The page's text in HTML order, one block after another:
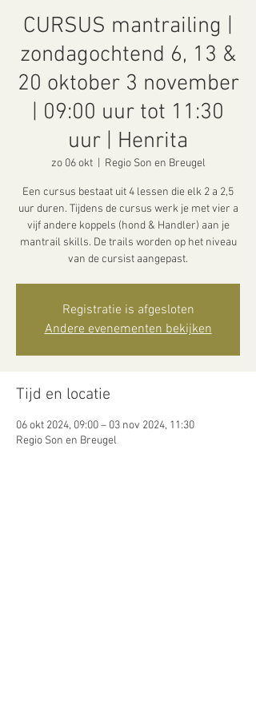
CURSUS mantrailing |
zondagochtend 6, 13 &
20 oktober 3 november
| 09:00 uur tot 11:30
uur | Henrita
zo 06 okt
  |
Regio Son en Breugel
Een cursus bestaat uit 4 lessen die elk 2 a 2,5
uur duren. Tijdens de cursus werk je met vier a
vijf andere koppels (hond & Handler) aan je
mantrail skills. De trails worden op het niveau
van de cursist aangepast.
Registratie is afgesloten
Andere evenementen bekijken
Tijd en locatie
06 okt 2024, 09:00 – 03 nov 2024, 11:30
Regio Son en Breugel